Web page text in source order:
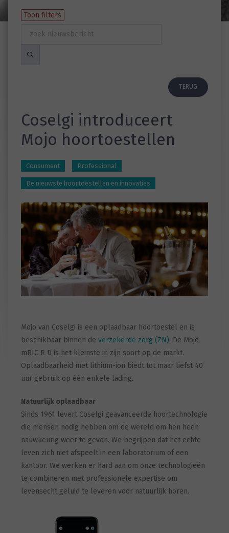
Toon filters
TERUG
Coselgi introduceert
Mojo hoortoestellen
Consument Professional
De nieuwste hoortoestellen en innovaties
Mojo van Coselgi is een oplaadbaar hoortoestel en is
beschikbaar binnen de verzekerde zorg (ZN). De Mojo
mRIC R D is het kleinste in zijn soort op de markt.
Oplaadbaarheid met lithium-ion biedt tot maar liefst 40
uur gebruik op één enkele lading.
Natuurlijk oplaadbaar
Sinds 1961 levert Coselgi geavanceerde hoortechnologie
die mensen nodig hebben om de wereld om hen heen
nauwkeurig weer te geven. We begrijpen dat het echte
leven zich niet afspeelt in een laboratorium of een
kantoor. We werken er hard aan om onze technologieën
te combineren met professionele expertise om
levensecht geluid te leveren voor natuurlijk horen.